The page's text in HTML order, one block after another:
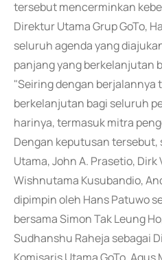
tersebut mencerminkan
Direktur Utama Grup GoTo,
seluruh agenda yang
panjang yang berkelanjutan
"Seiring dengan
berkelanjutan bagi seluruh
harinya, termasuk mitra
Dengan keputusan tersebut,
Utama, John A. Prasetio,
Wishnutama Kusubandio,
dipimpin oleh Hans Patuwo
bersama Simon Tak Leung
Sudhanshu Raheja sebagai